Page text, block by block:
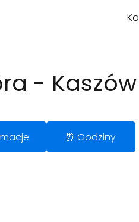
- Kaszów
⏰ Godziny